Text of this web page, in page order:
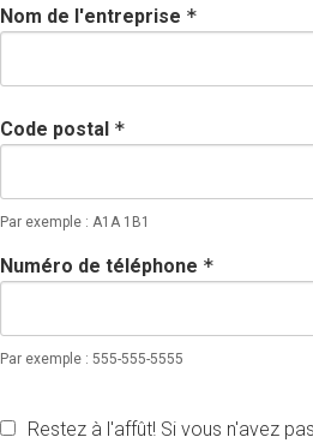
Nom de l'entreprise *
Code postal *
Par exemple : A1A 1B1
Numéro de téléphone *
Par exemple : 555-555-5555
Restez à l'affût! Si vous n'avez